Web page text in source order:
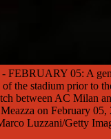
05: A
of the stadium prior to
between AC Milan
on February
Luzzani/Getty